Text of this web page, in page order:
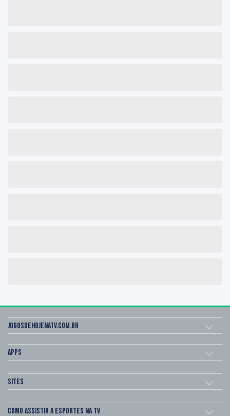
Jogosdehojenatv.com.br
Apps
Sites
Como assistir a esportes na TV